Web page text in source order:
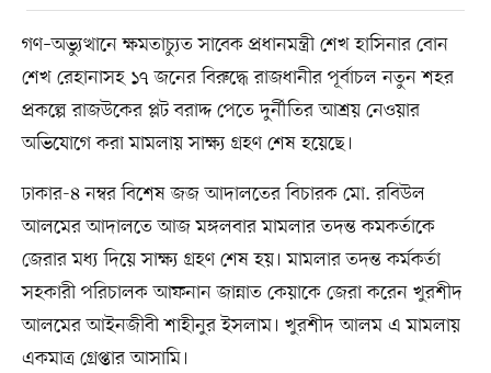
গণ–অভ্যুত্থানে ক্ষমতাচ্যুত সাবেক প্রধানমন্ত্রী শেখ হাসিনার বোন
শেখ রেহানাসহ ১৭ জনের বিরুদ্ধে রাজধানীর পূর্বাচল নতুন শহর
প্রকল্পে রাজউকের প্লট বরাদ্দ পেতে দুর্নীতির আশ্রয় নেওয়ার
অভিযোগে করা মামলায় সাক্ষ্য গ্রহণ শেষ হয়েছে।
ঢাকার-৪ নম্বর বিশেষ জজ আদালতের বিচারক মো. রবিউল
আলমের আদালতে আজ মঙ্গলবার মামলার তদন্ত কমকর্তাকে
জেরার মধ্য দিয়ে সাক্ষ্য গ্রহণ শেষ হয়। মামলার তদন্ত কর্মকর্তা
সহকারী পরিচালক আফনান জান্নাত কেয়াকে জেরা করেন খুরশীদ
আলমের আইনজীবী শাহীনুর ইসলাম। খুরশীদ আলম এ মামলায়
একমাত্র গ্রেপ্তার আসামি।